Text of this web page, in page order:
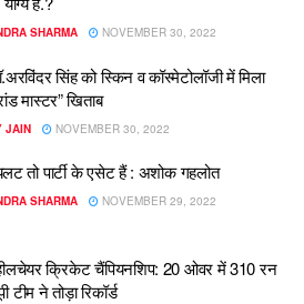
SHARMA NOVEMBER 30, 2022
सिंह को स्किन व कॉस्मेटोलॉजी में मिला
मास्टर” खिताब
JAIN NOVEMBER 30, 2022
तो पार्टी के एसेट हैं : अशोक गहलोत
SHARMA NOVEMBER 29, 2022
क्रिकेट चैंपियनशिप: 20 ओवर में 310 रन
टीम ने तोड़ा रिकॉर्ड